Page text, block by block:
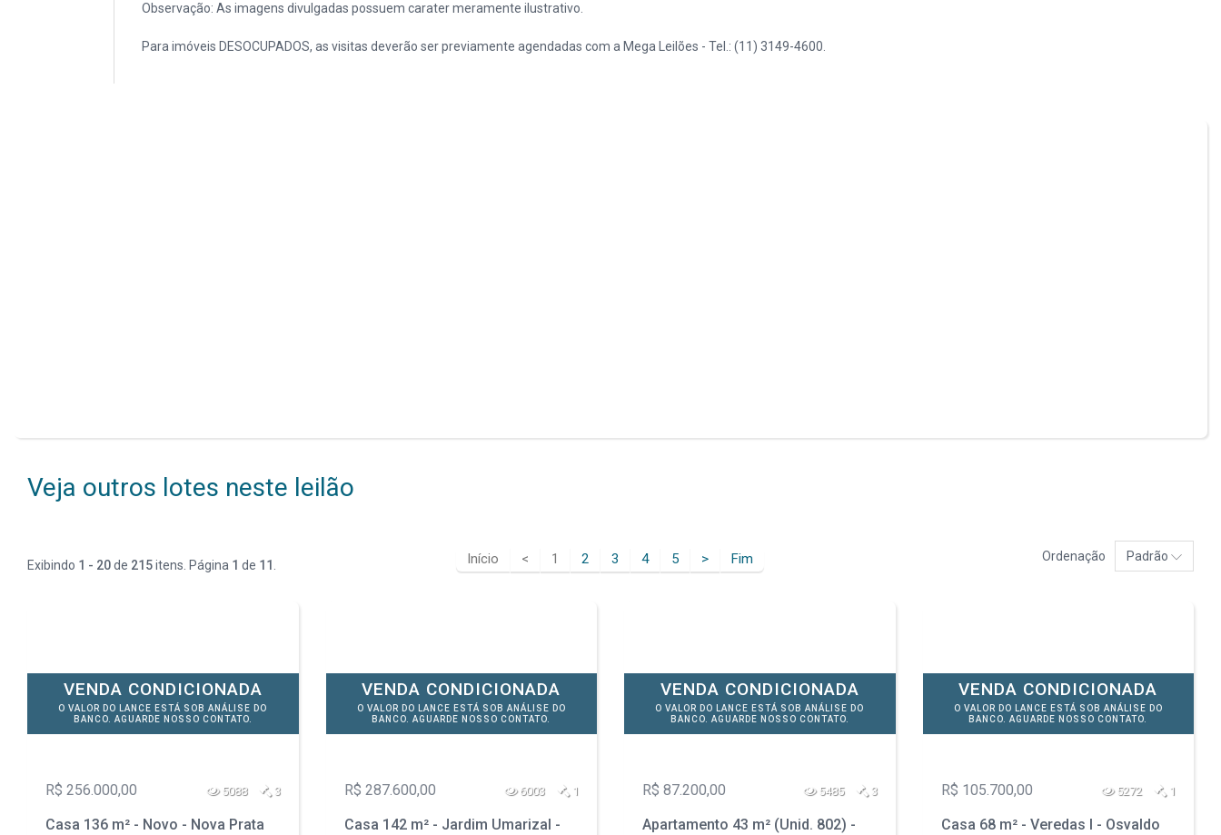
Observação: As imagens divulgadas possuem carater meramente ilustrativo.
Para imóveis DESOCUPADOS, as visitas deverão ser previamente agendadas com a Mega Leilões - Tel.: (11) 3149-4600.
Veja outros lotes neste leilão
Exibindo 1 - 20de 215itens. Página 1 de 11 Início < 1 2 3 4 5 > Fim Ordenação Padrão
VENDA CONDICIONADA
O VALOR DO LANCE ESTÁ SOB ANÁLISE DO
BANCO. AGUARDE NOSSO CONTATO.
R$ 256.000,00 5088 3
Casa 136 m² - Novo - Nova Prata
VENDA CONDICIONADA
O VALOR DO LANCE ESTÁ SOB ANÁLISE DO
BANCO. AGUARDE NOSSO CONTATO.
R$ 287.600,00 6003 1
Casa 142 m² - Jardim Umarizal -
VENDA CONDICIONADA
O VALOR DO LANCE ESTÁ SOB ANÁLISE DO
BANCO. AGUARDE NOSSO CONTATO.
R$ 87.200,00 5485 3
Apartamento 43 m² (Unid. 802) -
VENDA CONDICIONADA
O VALOR DO LANCE ESTÁ SOB ANÁLISE DO
BANCO. AGUARDE NOSSO CONTATO.
R$ 105.700,00 5272 1
Casa 68 m² - Veredas I - Osvaldo